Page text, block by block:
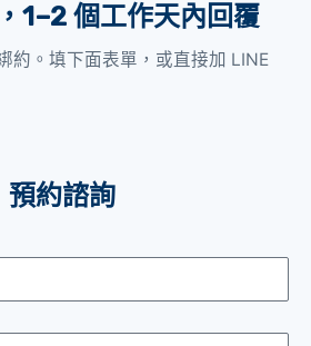
1–2 個工作天內回覆
約。填下面表單，或直接加 LINE
預約諮詢